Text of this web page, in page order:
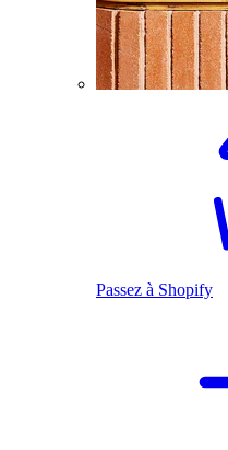
Passez à Shopify